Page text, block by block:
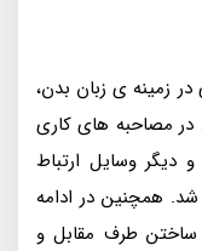
زمينه‌ ى زبان بدن،
در مصاحبه‌ هاى كارى
ديگر وسايل ارتباط
همچنين در ادامه
ساختن طرف مقابل و